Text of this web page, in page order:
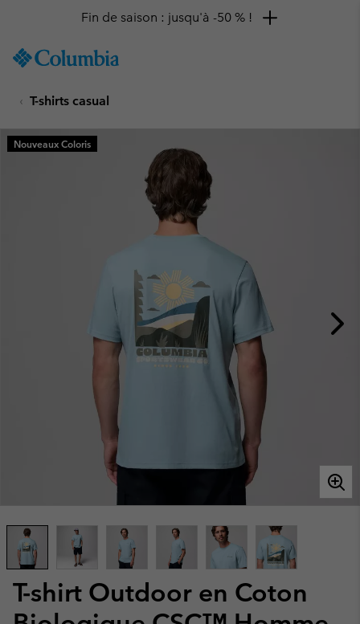
TO
SKIP
MAIN
NAV
Fin de saison : jusqu'à -50 % !
T-shirts casual
T-shirt Outdoor en Coton
Nouveaux Coloris